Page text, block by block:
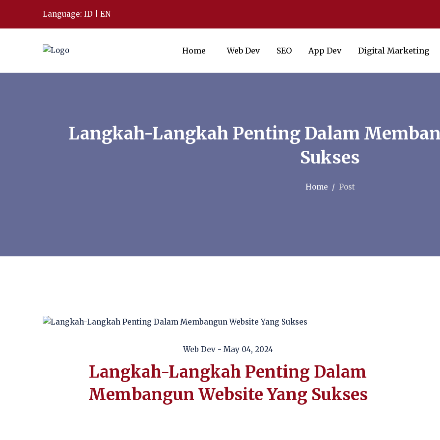
Language: ID EN
Home Web Dev SEO App Dev Digital Marketing
Langkah-Langkah Penting Dalam
Sukses
Home Post
Web Dev- May 04, 2024
Langkah-Langkah Penting Dalam
Membangun Website Yang Sukses